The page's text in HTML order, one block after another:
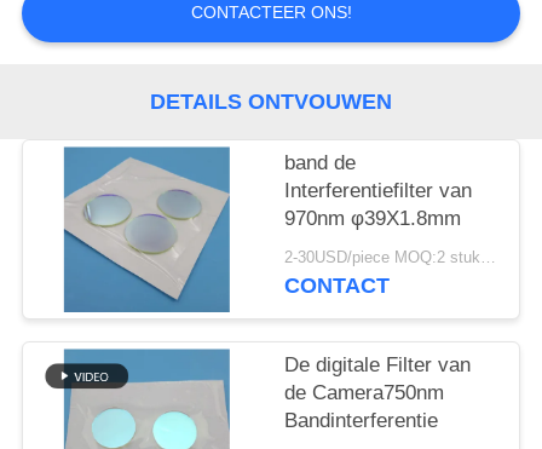
SITEMAP
PRIVACY
POLICY
CONTACTEER ONS!
DETAILS ONTVOUWEN
band de
Interferentiefilter van
970nm φ39X1.8mm
2-30USD/piece MOQ:2 stukken
CONTACT
De digitale Filter van
de Camera750nm
Bandinterferentie